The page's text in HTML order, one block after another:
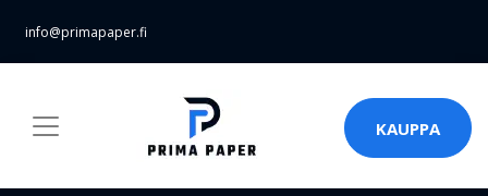
info@primapaper.fi
KAUPPA